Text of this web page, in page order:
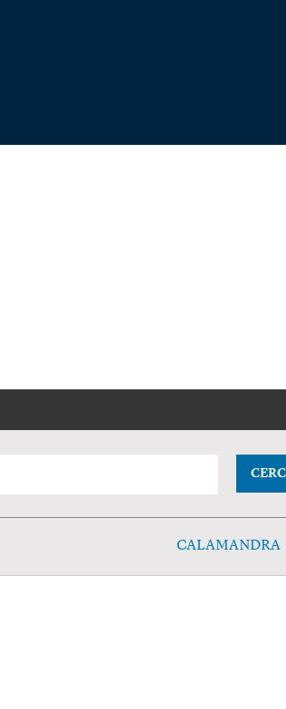
CALAMANDRA